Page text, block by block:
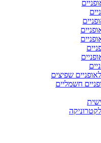
שפיצים
חשמליים